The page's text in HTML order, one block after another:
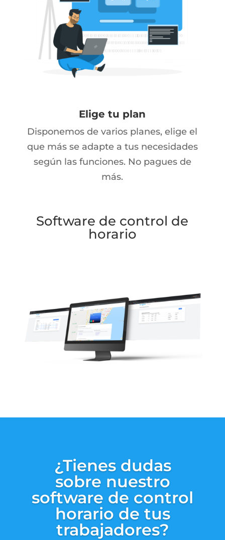
Elige tu plan
Disponemos de varios planes, elige el
que más se adapte a tus necesidades
según las funciones. No pagues de
más.
Software de control de
horario
¿Tienes dudas
sobre nuestro
software de control
horario de tus
trabajadores?